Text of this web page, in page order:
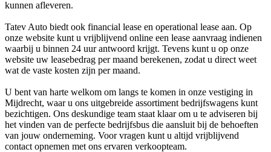
kunnen afleveren.
Tatev Auto biedt ook financial lease en operational lease aan. Op
onze website kunt u vrijblijvend online een lease aanvraag indienen
waarbij u binnen 24 uur antwoord krijgt. Tevens kunt u op onze
website uw leasebedrag per maand berekenen, zodat u direct weet
wat de vaste kosten zijn per maand.
U bent van harte welkom om langs te komen in onze vestiging in
Mijdrecht, waar u ons uitgebreide assortiment bedrijfswagens kunt
bezichtigen. Ons deskundige team staat klaar om u te adviseren bij
het vinden van de perfecte bedrijfsbus die aansluit bij de behoeften
van jouw onderneming. Voor vragen kunt u altijd vrijblijvend
contact opnemen met ons ervaren verkoopteam.